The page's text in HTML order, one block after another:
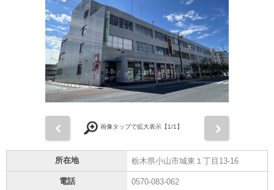
画像タップで拡大表示【1/1】
所在地 栃木県小山市城東１丁目13-16
電話 0570-083-062